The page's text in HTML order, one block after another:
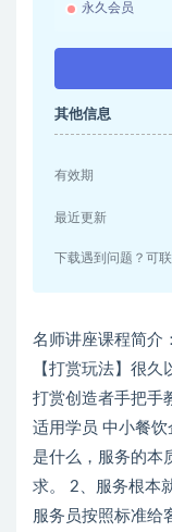
永久会员
其他信息
有效期
最近更新
下载遇到问题？可
名师讲座课程简介：
【打赏玩法】很
打赏创造者手把手
适用学员 中小餐
是什么，服务的本
求。 2、服务根本
服务员按照标准给